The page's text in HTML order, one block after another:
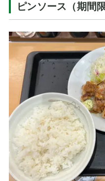
ピンソース（期間限